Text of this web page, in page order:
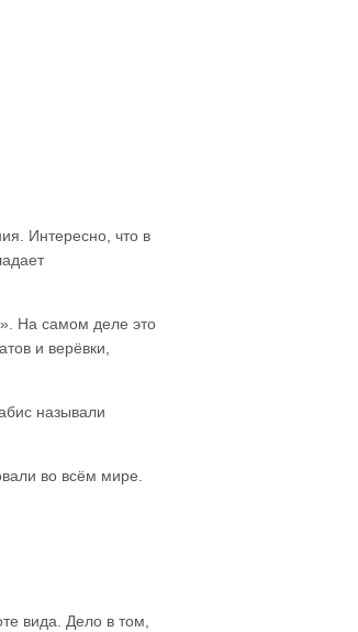
Интересно, что в
На самом деле это
и верёвки,
называли
во всём мире.
вида. Дело в том,